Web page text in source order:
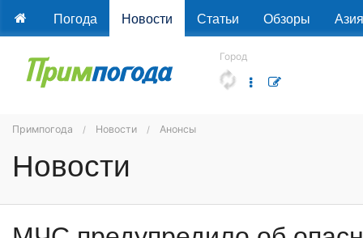
Погода Новости Статьи Обзоры Азия
Город
Примпогода Новости Анонсы
Новости